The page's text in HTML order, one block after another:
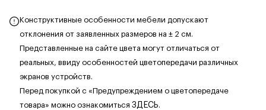
Конструктивные особенности мебели допускают
отклонения от заявленных размеров на ± 2 см.
Представленные на сайте цвета могут отличаться от
реальных, ввиду особенностей цветопередачи различных
экранов устройств.
Перед покупкой с «Предупреждением о цветопередаче
товара» можно ознакомиться ЗДЕСЬ.